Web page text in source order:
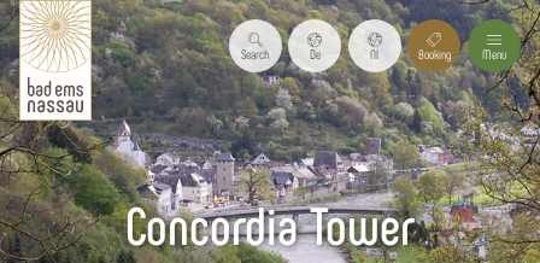
Search De Nl Booking Menu
Concordia Tower